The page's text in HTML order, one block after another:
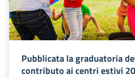
Pubblicata la graduatoria
contributo ai centri estivi